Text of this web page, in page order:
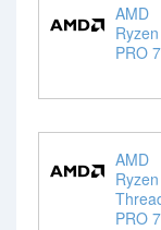
AMD
PRO
AMD
Ryzen
PRO